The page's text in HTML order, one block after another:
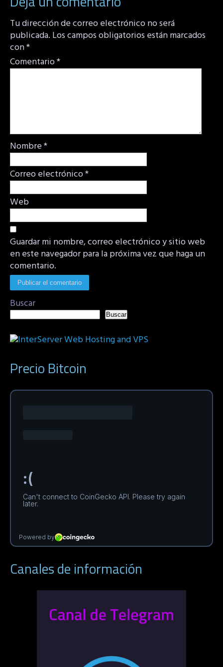
Tu dirección de correo electrónico no será
publicada. Los campos obligatorios están marcados
con*
Comentario*
Nombre*
Correo electrónico*
Web
Guardar mi nombre, correo electrónico y sitio web
en este navegador para la próxima vez que haga un
comentario.
Buscar
Buscar
Precio Bitcoin
Canales de información